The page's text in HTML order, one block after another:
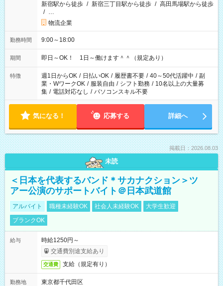
新宿駅から徒歩 / 新宿三丁目駅から徒歩 / 高田馬場駅から徒歩
/ …
物流企業
勤務時間 9:00～18:00
期間 即日～OK！ 1日～働けます＾＾（規定あり）
特徴 週1日からOK / 日払いOK / 履歴書不要 / 40～50代活躍中 / 副
業・WワークOK / 服装自由 / シフト勤務 / 10名以上の大量募
集 / 電話対応なし / パソコンスキル不要
気になる！ 応募する 詳細へ
掲載日：2026.08.03
未読
＜日本を代表するバンド＊サカナクション＞ツ
アー公演のサポートバイト＠日本武道館
アルバイト 職種未経験OK 社会人未経験OK
大学生歓迎
ブランクOK
給与
時給1250円～
交通費別途支給あり
交通費 支給（規定有り）
勤務地
東京都千代田区